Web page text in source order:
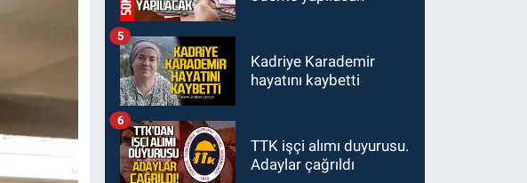
Kadriye Karademir
hayatını kaybetti
5
TTK işçi alımı duyurusu.
Adaylar çağrıldı
6